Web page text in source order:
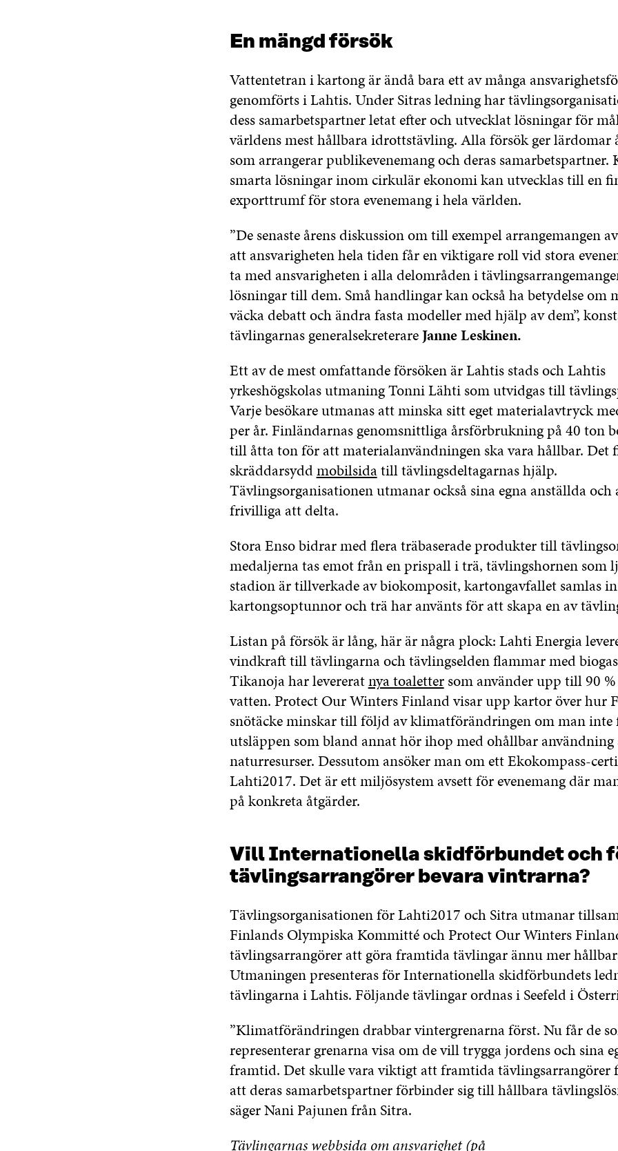
En mängd försök
Vattentetran i kartong är ändå bara ett av många
genomförts i Lahtis. Under Sitras ledning har
dess samarbetspartner letat efter och utvecklat lösningar för
världens mest hållbara idrottstävling. Alla försök ger lärdomar
som arrangerar publikevenemang och deras samarbetspartner.
smarta lösningar inom cirkulär ekonomi kan utvecklas till en
exporttrumf för stora evenemang i hela världen.
”De senaste årens diskussion om till exempel arrangemangen
att ansvarigheten hela tiden får en viktigare roll vid stora
ta med ansvarigheten i alla delområden i
lösningar till dem. Små handlingar kan också ha betydelse om
väcka debatt och ändra fasta modeller med hjälp av dem”,
tävlingarnas generalsekreterareJanne Leskinen.
Ett av de mest omfattande försöken är Lahtis stads och Lahtis
yrkeshögskolas utmaning Tonni Lähti som utvidgas till
Varje besökare utmanas att minska sitt eget materialavtryck
per år. Finländarnas genomsnittliga årsförbrukning på 40 ton
till åtta ton för att materialanvändningen ska vara hållbar. Det
skräddarsyddmobilsidatill tävlingsdeltagarnas hjälp.
Tävlingsorganisationen utmanar också sina egna anställda och
frivilliga att delta.
Stora Enso bidrar med flera träbaserade produkter till
medaljerna tas emot från en prispall i trä, tävlingshornen som
stadion är tillverkade av biokomposit, kartongavfallet samlas
kartongsoptunnor och trä har använts för att skapa en av
Listan på försök är lång, här är några plock: Lahti Energia
vindkraft till tävlingarna och tävlingselden flammar med
Tikanoja har levereratnya toalettersom använder upp till 90
vatten. Protect Our Winters Finland visar upp kartor över hur
snötäcke minskar till följd av klimatförändringen om man inte
utsläppen som bland annat hör ihop med ohållbar användning
naturresurser. Dessutom ansöker man om ett Ekokompass-
Lahti2017. Det är ett miljösystem avsett för evenemang där
på konkreta åtgärder.
Vill Internationella skidförbundet och
tävlingsarrangörer bevara vintrarna?
Tävlingsorganisationen för Lahti2017 och Sitra utmanar
Finlands Olympiska Kommitté och Protect Our Winters
tävlingsarrangörer att göra framtida tävlingar ännu mer
Utmaningen presenteras för Internationella skidförbundets
tävlingarna i Lahtis. Följande tävlingar ordnas i Seefeld i
”Klimatförändringen drabbar vintergrenarna först. Nu får de
representerar grenarna visa om de vill trygga jordens och sina
framtid. Det skulle vara viktigt att framtida tävlingsarrangörer
att deras samarbetspartner förbinder sig till hållbara
säger Nani Pajunen från Sitra.
Tävlingarnas webbsida om ansvarighet (på